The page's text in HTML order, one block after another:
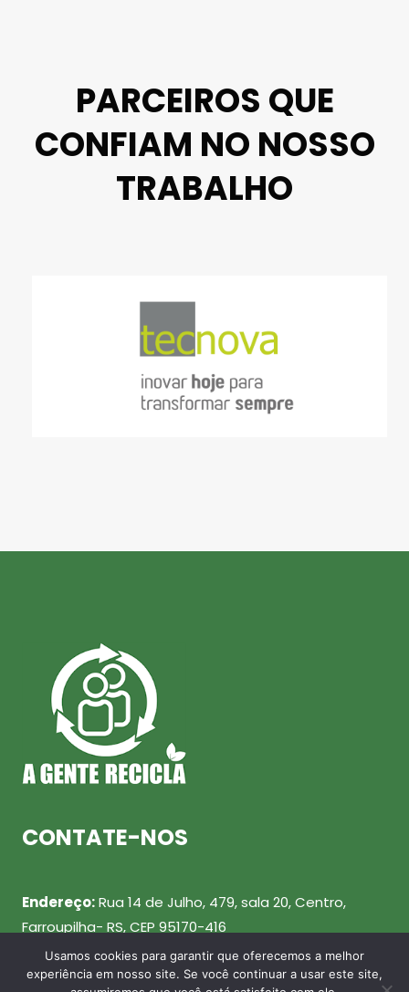
PARCEIROS QUE
CONFIAM NO NOSSO
TRABALHO
CONTATE-NOS
Endereço:Rua 14 de Julho, 479, sala 20, Centro,
Farroupilha- RS, CEP 95170-416
Telefone: (54) 99943-0461
Usamos cookies para garantir que oferecemos a melhor
experiência em nosso site. Se você continuar a usar este site,